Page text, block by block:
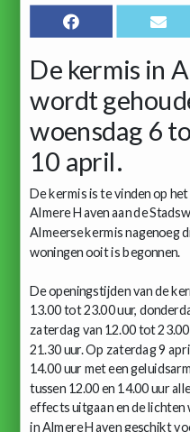
De kermis in
wordt
woensdag 6
10 april.
De kermis is te vinden op
Almere Haven aan de
Almeerse kermis nagenoeg
woningen ooit is begonnen.
De openingstijden van de
13.00 tot 23.00 uur,
zaterdag van 12.00 tot
21.30 uur. Op zaterdag 9
14.00 uur met een
tussen 12.00 en 14.00 uur
effects uitgaan en de lichten
in Almere Haven geschikt